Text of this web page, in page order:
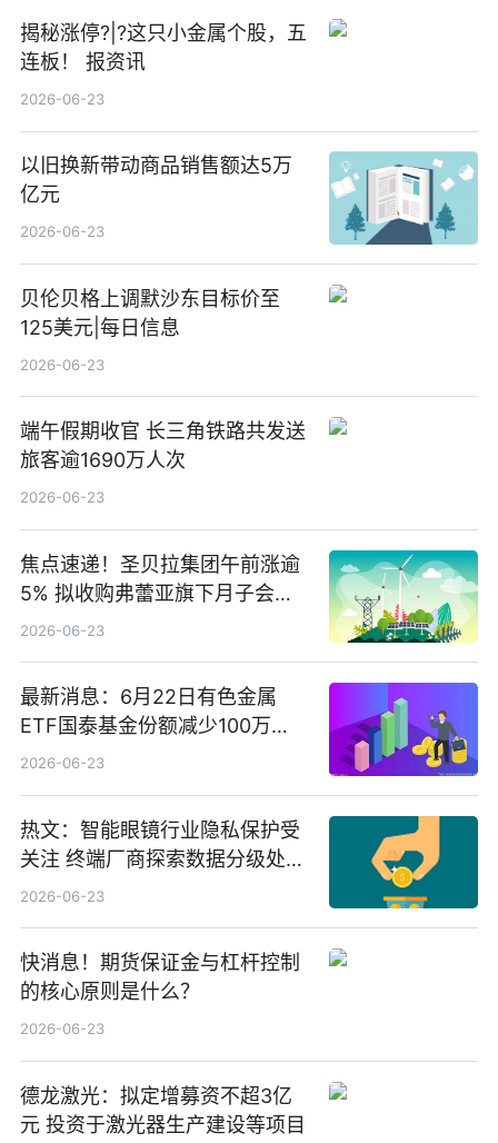
揭秘涨停?|?这只小金属个股，五
连板！ 报资讯
2026-06-23
以旧换新带动商品销售额达5万
亿元
2026-06-23
贝伦贝格上调默沙东目标价至
125美元|每日信息
2026-06-23
端午假期收官 长三角铁路共发送
旅客逾1690万人次
2026-06-23
焦点速递！圣贝拉集团午前涨逾
5% 拟收购弗蕾亚旗下月子会所
业务少数股权
2026-06-23
最新消息：6月22日有色金属
ETF国泰基金份额减少100万
份，重仓股紫金矿业、洛阳钼
2026-06-23
热文：智能眼镜行业隐私保护受
关注 终端厂商探索数据分级处理
等方案
2026-06-23
快消息！期货保证金与杠杆控制
的核心原则是什么？
2026-06-23
德龙激光：拟定增募资不超3亿
元 投资于激光器生产建设等项目